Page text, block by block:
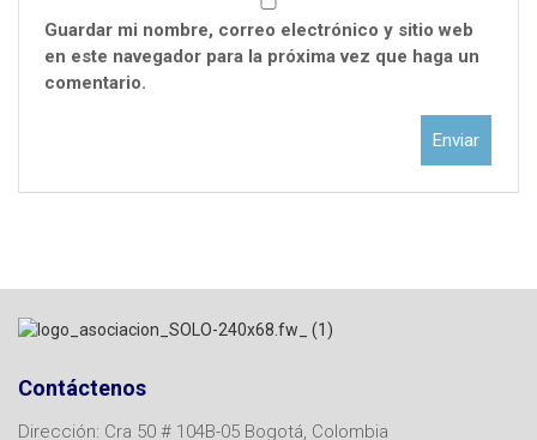
Guardar mi nombre, correo electrónico y sitio web
en este navegador para la próxima vez que haga un
comentario.
Contáctenos
Dirección: Cra 50 # 104B-05 Bogotá, Colombia